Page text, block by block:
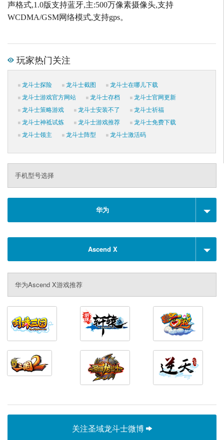
声格式,1.0版支持蓝牙,主:500万像素摄像头,支持
WCDMA/GSM网络模式,支持gps。
玩家热门关注
龙斗士探险 龙斗士截图
龙斗士在哪儿下载
龙斗士游戏官方网站
龙斗士存档
龙斗士官网更新
龙斗士策略游戏
龙斗士安装不了
龙斗士祈福
龙斗士神祗试炼
龙斗士游戏推荐
龙斗士免费下载
龙斗士领主
龙斗士阵型 龙斗士激活码
手机型号选择
华为
Ascend X
华为Ascend X游戏推荐
关注圣域龙斗士微博